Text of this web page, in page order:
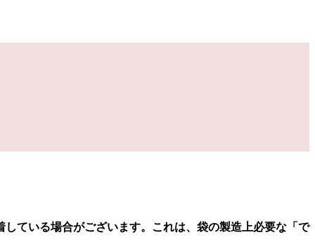
ている場合がございます。これは、袋の製造上必要な「で